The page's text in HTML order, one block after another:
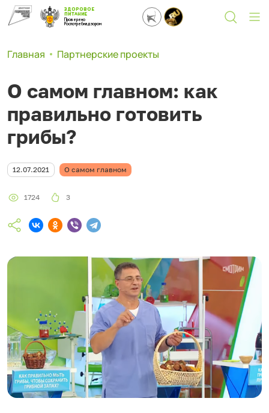
ЗДОРОВОЕ
ПИТАНИЕ
Проверено
Роспотребнадзором
Главная Партнерские проекты
О самом главном: как
правильно готовить
грибы?
12.07.2021 О самом главном
1724 3